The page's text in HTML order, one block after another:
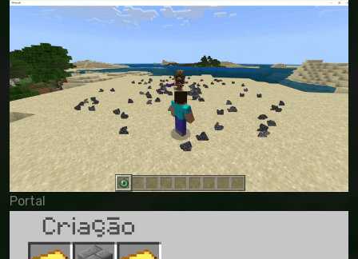
Portal